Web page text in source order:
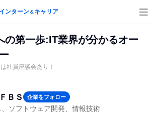
インターン＆キャリア
の第一歩:IT業界が分かるオー
社員座談会あり！
ＢＳ 企業をフォロー
ソフトウェア開発、情報技術